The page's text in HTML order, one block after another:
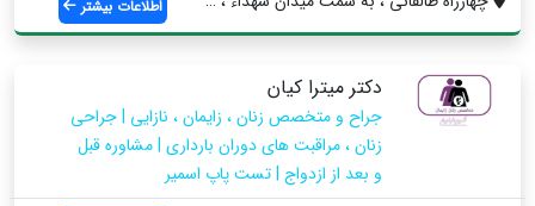
اطلاعات بیشتر
دکتر میترا کیان
جراح و متخصص زنان ، زایمان ، نازایی | جراحی
زنان ، مراقبت های دوران بارداری | مشاوره قبل
و بعد از ازدواج | تست پاپ اسمیر